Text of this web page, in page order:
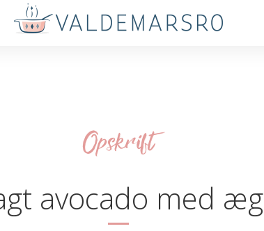
Opskrift
avocado med æg